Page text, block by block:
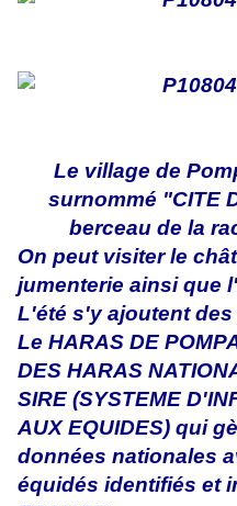
Le village de
surnommé "CITE
berceau de la
On peut visiter le
jumenterie ainsi que
L'été s'y ajoutent
Le HARAS DE
DES HARAS
SIRE (SYSTEME
AUX EQUIDES) qui
données nationales
équidés identifiés et